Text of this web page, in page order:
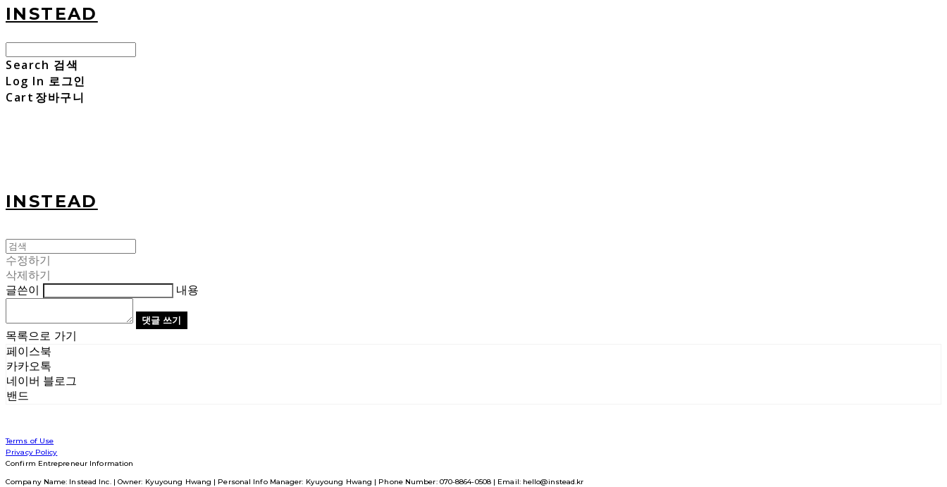
INSTEAD
Search 검색
Log In 로그인
Cart 장바구니
INSTEAD
수정하기
삭제하기
글쓴이
내용
댓글 쓰기
목록으로 가기
페이스북
카카오톡
네이버 블로그
밴드
Terms of Use
Privacy Policy
Confirm Entrepreneur Information
Company Name: Instead Inc. | Owner: Kyuyoung Hwang | Personal Info Manager: Kyuyoung Hwang | Phone Number: 070-8864-0508 | Email: hello@instead.kr